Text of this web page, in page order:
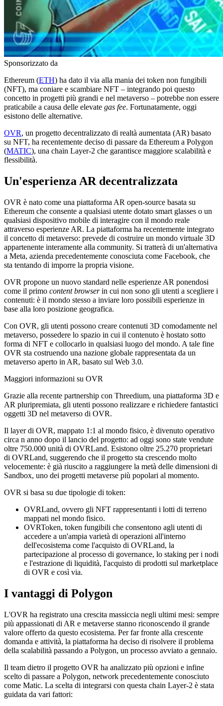
Sponsorizzato da
Ethereum (ETH) ha dato il via alla mania dei token non fungibili
(NFT), ma coniare e scambiare NFT – integrando poi questo
concetto in progetti più grandi e nel metaverso – potrebbe non essere
praticabile a causa delle elevate gas fee. Fortunatamente, oggi
esistono delle alternative.
OVR, un progetto decentralizzato di realtà aumentata (AR) basato
su NFT, ha recentemente deciso di passare da Ethereum a Polygon
(MATIC), una chain Layer-2 che garantisce maggiore scalabilità e
flessibilità.
Un'esperienza AR decentralizzata
OVR è nato come una piattaforma AR open-source basata su
Ethereum che consente a qualsiasi utente dotato smart glasses o un
qualsiasi dispositivo mobile di interagire con il mondo reale
attraverso esperienze AR. La piattaforma ha recentemente integrato
il concetto di metaverso: prevede di costruire un mondo virtuale 3D
appartenente interamente alla community. Si tratterà di un'alternativa
a Meta, azienda precedentemente conosciuta come Facebook, che
sta tentando di imporre la propria visione.
OVR propone un nuovo standard nelle esperienze AR ponendosi
come il primo content browserin cui non sono gli utenti a scegliere i
contenuti: è il mondo stesso a inviare loro possibili esperienze in
base alla loro posizione geografica.
Con OVR, gli utenti possono creare contenuti 3D comodamente nel
metaverso, possedere lo spazio in cui il contenuto è hostato sotto
forma di NFT e collocarlo in qualsiasi luogo del mondo. A tale fine
OVR sta costruendo una nazione globale rappresentata da un
metaverso aperto in AR, basato sul Web 3.0.
Maggiori informazioni su OVR
Grazie alla recente partnership con Threedium, una piattaforma 3D e
AR pluripremiata, gli utenti possono realizzare e richiedere fantastici
oggetti 3D nel metaverso di OVR.
Il layer di OVR, mappato 1:1 al mondo fisico, è divenuto operativo
circa n anno dopo il lancio del progetto: ad oggi sono state vendute
oltre 750.000 unità di OVRLand. Esistono oltre 25.270 proprietari
di OVRLand, suggerendo che il progetto sta crescendo molto
velocemente: è già riuscito a raggiungere la metà delle dimensioni di
Sandbox, uno dei progetti metaverse più popolari al momento.
OVR si basa su due tipologie di token:
OVRLand, ovvero gli NFT rappresentanti i lotti di terreno
mappati nel mondo fisico.
OVRToken, token fungibili che consentono agli utenti di
accedere a un'ampia varietà di operazioni all'interno
dell'ecosistema come l'acquisto di OVRLand, la
partecipazione al processo di governance, lo staking per i nodi
e l'estrazione di liquidità, l'acquisto di prodotti sul marketplace
di OVR e così via.
I vantaggi di Polygon
L'OVR ha registrato una crescita massiccia negli ultimi mesi: sempre
più appassionati di AR e metaverse stanno riconoscendo il grande
valore offerto da questo ecosistema. Per far fronte alla crescente
domanda e attività, la piattaforma ha deciso di risolvere il problema
della scalabilità passando a Polygon, un processo avviato a gennaio.
Il team dietro il progetto OVR ha analizzato più opzioni e infine
scelto di passare a Polygon, network precedentemente conosciuto
come Matic. La scelta di integrarsi con questa chain Layer-2 è stata
guidata da vari fattori: